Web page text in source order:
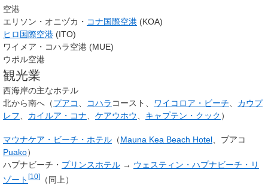
空港
エリソン・オニヅカ・ コナ国際空港 (KOA)
ヒロ国際空港 (ITO)
ワイメア・コハラ空港 (MUE)
ウポル空港
観光業
西海岸の主なホテル
北から南へ（プアコ コハラ コースト、 ワイコロア・ビーチ
カウプ
レフ
カイルア・コナ ケアウホウ キャプテン・クック ）
マウナケア・ビーチ・ホテル （Mauna Kea Beach Hotel 、プアコ
Puako）
ハプナビーチ・ プリンスホテル → ウェスティン・ハプナビーチ・リ
ゾート [10]
（同上）